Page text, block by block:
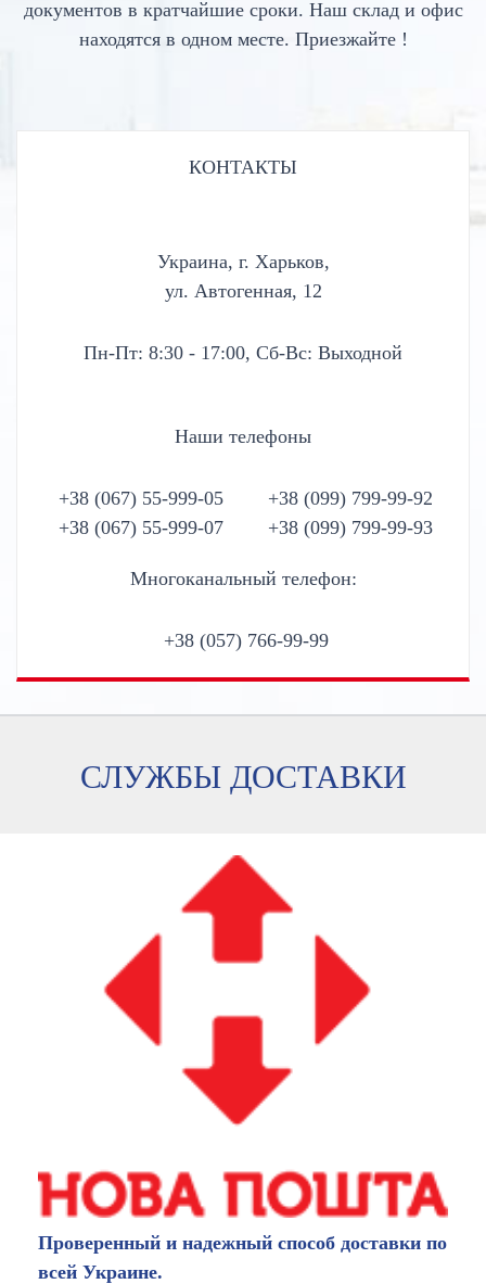
документов в кратчайшие сроки. Наш склад и офис
находятся в одном месте. Приезжайте !
КОНТАКТЫ
Украина, г. Харьков,
ул. Автогенная, 12
Пн-Пт: 8:30 - 17:00, Сб-Вс: Выходной
Наши телефоны
+38 (067) 55-999-05
+38 (067) 55-999-07
+38 (099) 799-99-92
+38 (099) 799-99-93
Многоканальный телефон:
+38 (057) 766-99-99
СЛУЖБЫ ДОСТАВКИ
Проверенный и надежный способ доставки по
всей Украине.